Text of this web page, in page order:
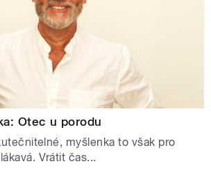
Otec u porodu
myšlenka to však pro
Vrátit čas...